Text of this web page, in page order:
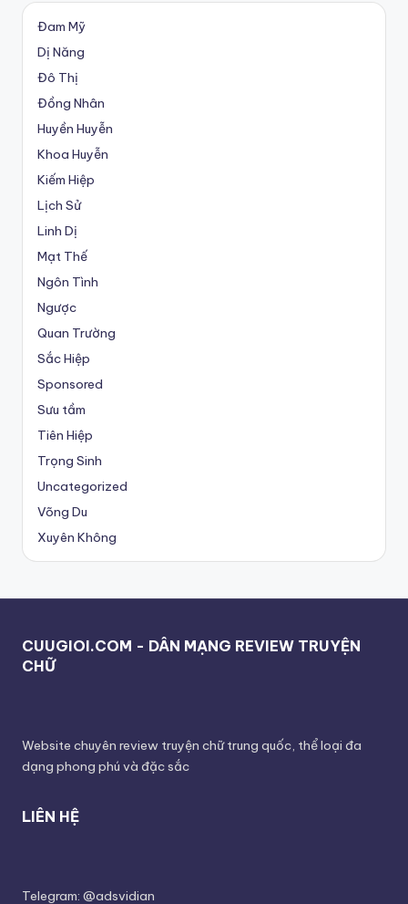
Đam Mỹ
Dị Năng
Đô Thị
Đồng Nhân
Huyền Huyễn
Khoa Huyễn
Kiếm Hiệp
Lịch Sử
Linh Dị
Mạt Thế
Ngôn Tình
Ngược
Quan Trường
Sắc Hiệp
Sponsored
Sưu tầm
Tiên Hiệp
Trọng Sinh
Uncategorized
Võng Du
Xuyên Không
CUUGIOI.COM - DÂN MẠNG REVIEW TRUYỆN
CHỮ
Website chuyên review truyện chữ trung quốc, thể loại đa
dạng phong phú và đặc sắc
LIÊN HỆ
Telegram: @adsvidian